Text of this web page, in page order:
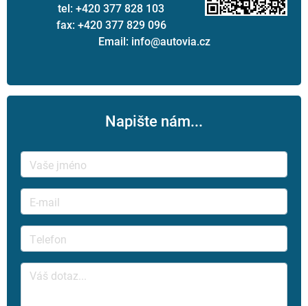
tel: +420 377 828 103
fax: +420 377 829 096
Email: info@autovia.cz
Napište nám...